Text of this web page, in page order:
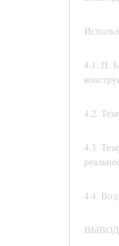
4.1. П.
4.2.
4.3.
4.4.